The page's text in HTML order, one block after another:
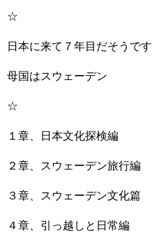
☆
日本に来て７年目だそうです
母国はスウェーデン
☆
１章、日本文化探検編
２章、スウェーデン旅行編
３章、スウェーデン文化篇
４章、引っ越しと日常編